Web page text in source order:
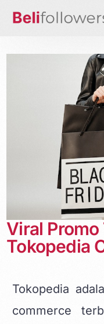
Viral
Tokopedia
Tokopedia
commerce